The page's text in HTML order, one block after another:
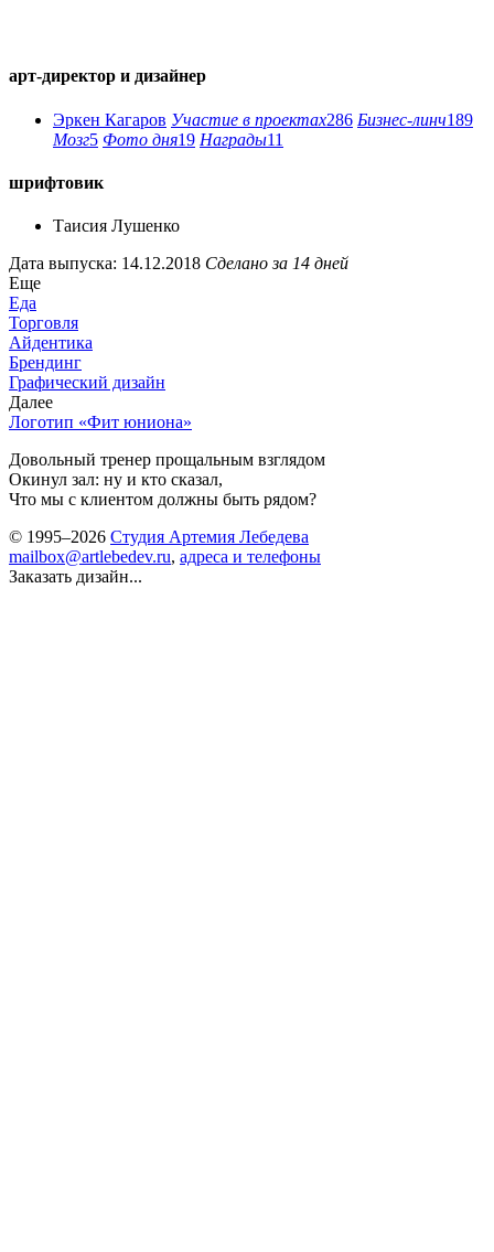
арт-директор и дизайнер
Эркен Кагаров Участие в проектах286 Бизнес-линч189
Мозг5 Фото дня19 Награды11
шрифтовик
Таисия Лушенко
Дата выпуска: 14.12.2018 Сделано за 14 дней
Еще
Еда
Торговля
Айдентика
Брендинг
Графический дизайн
Далее
Логотип «Фит юниона»
Довольный тренер прощальным взглядом
Окинул зал: ну и кто сказал,
Что мы с клиентом должны быть рядом?
© 1995–2026 Студия Артемия Лебедева
mailbox@artlebedev.ru, адреса и телефоны
Заказать дизайн...